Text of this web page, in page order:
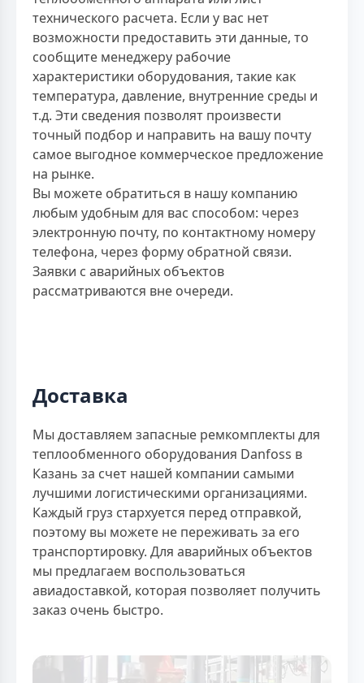
технического расчета. Если у вас нет
возможности предоставить эти данные, то
сообщите менеджеру рабочие
характеристики оборудования, такие как
температура, давление, внутренние среды и
т.д. Эти сведения позволят произвести
точный подбор и направить на вашу почту
самое выгодное коммерческое предложение
на рынке.
Вы можете обратиться в нашу компанию
любым удобным для вас способом: через
электронную почту, по контактному номеру
телефона, через форму обратной связи.
Заявки с аварийных объектов
рассматриваются вне очереди.
Доставка
Мы доставляем запасные ремкомплекты для
теплообменного оборудования Danfoss в
Казань за счет нашей компании самыми
лучшими логистическими организациями.
Каждый груз стархуется перед отправкой,
поэтому вы можете не переживать за его
транспортировку. Для аварийных объектов
мы предлагаем воспользоваться
авиадоставкой, которая позволяет получить
заказ очень быстро.